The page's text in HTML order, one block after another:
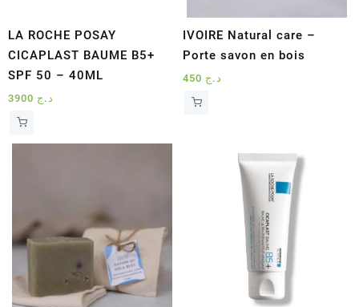
LA ROCHE POSAY
CICAPLAST BAUME B5+
SPF 50 – 40ML
د.ج
IVOIRE Natural care –
Porte savon en bois
د.ج